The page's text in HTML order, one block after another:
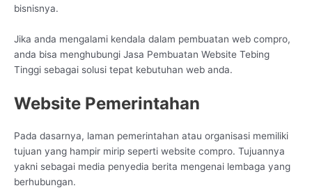
bisnisnya.
Jika anda mengalami kendala dalam pembuatan web compro,
anda bisa menghubungi Jasa Pembuatan Website Tebing
Tinggi sebagai solusi tepat kebutuhan web anda.
Website Pemerintahan
Pada dasarnya, laman pemerintahan atau organisasi memiliki
tujuan yang hampir mirip seperti website compro. Tujuannya
yakni sebagai media penyedia berita mengenai lembaga yang
berhubungan.